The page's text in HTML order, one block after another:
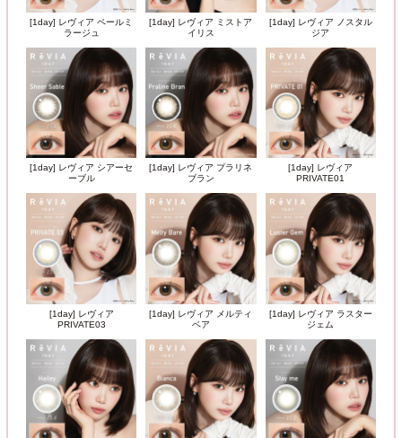
[1day] レヴィア ペールミ
ラージュ
[1day] レヴィア ミストア
イリス
[1day] レヴィア ノスタル
ジア
[1day] レヴィア シアーセ
ーブル
[1day] レヴィア プラリネ
ブラン
[1day] レヴィア
PRIVATE01
[1day] レヴィア
PRIVATE03
[1day] レヴィア メルティ
ベア
[1day] レヴィア ラスター
ジェム